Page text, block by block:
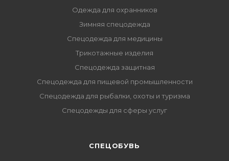
Одежда для охранников
Зимняя спецодежда
Спецодежда для медицины
Трикотажные изделия
Спецодежда защитная
Спецодежда для пищевой промышленности
Спецодежда для рыбалки, охоты и туризма
Спецодежды для сферы услуг
CПЕЦОБУВЬ